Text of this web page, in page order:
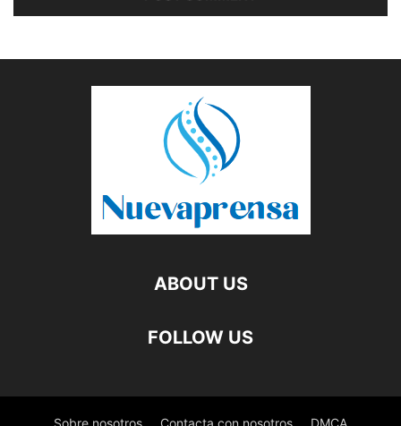
ABOUT US
FOLLOW US